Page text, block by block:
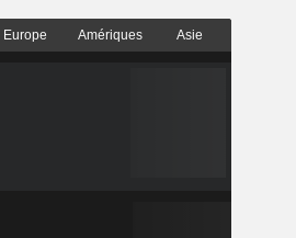
Europe Amériques Asie